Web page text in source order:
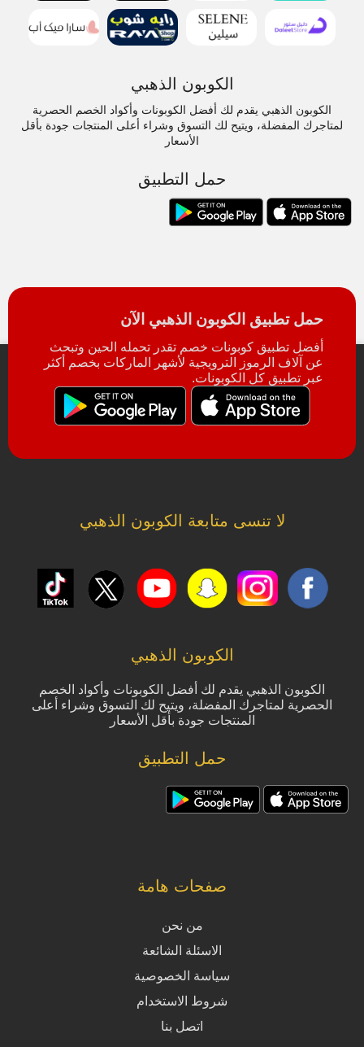
الكوبون الذهبي
الكوبون الذهبي يقدم لك أفضل الكوبونات وأكواد الخصم الحصرية
لمتاجرك المفضلة، ويتيح لك التسوق وشراء أعلى المنتجات جودة بأقل
الأسعار
حمل التطبيق
حمل تطبيق الكوبون الذهبي الآن
أفضل تطبيق كوبونات خصم تقدر تحمله الحين وتبحث
عن آلاف الرموز الترويجية لأشهر الماركات بخصم أكثر
عبر تطبيق كل الكوبونات.
لا تنسى متابعة الكوبون الذهبي
الكوبون الذهبي
الكوبون الذهبي يقدم لك أفضل الكوبونات وأكواد الخصم
الحصرية لمتاجرك المفضلة، ويتيح لك التسوق وشراء أعلى
المنتجات جودة بأقل الأسعار
حمل التطبيق
صفحات هامة
من نحن
الاسئلة الشائعة
سياسة الخصوصية
شروط الاستخدام
اتصل بنا